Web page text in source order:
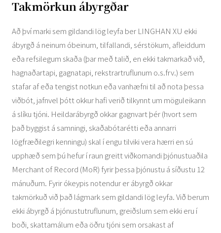
Takmörkun ábyrgðar
Að því marki sem gildandi lög leyfa ber LINGHAN XU ekki
ábyrgð á neinum óbeinum, tilfallandi, sérstökum, afleiddum
eða refsilegum skaða (þar með talið, en ekki takmarkað við,
hagnaðartapi, gagnatapi, rekstrartruflunum o.s.frv.) sem
stafar af eða tengist notkun eða vanhæfni til að nota þessa
viðbót, jafnvel þótt okkur hafi verið tilkynnt um möguleikann
á slíku tjóni. Heildarábyrgð okkar gagnvart þér (hvort sem
það byggist á samningi, skaðabótarétti eða annarri
lögfræðilegri kenningu) skal í engu tilviki vera hærri en sú
upphæð sem þú hefur í raun greitt viðkomandi þjónustuaðila
Merchant of Record (MoR) fyrir þessa þjónustu á síðustu 12
mánuðum. Fyrir ókeypis notendur er ábyrgð okkar
takmörkuð við það lágmark sem gildandi lög leyfa. Við berum
ekki ábyrgð á þjónustutruflunum, greiðslum sem ekki eru í
boði, skattamálum eða öðru tjóni sem orsakast af